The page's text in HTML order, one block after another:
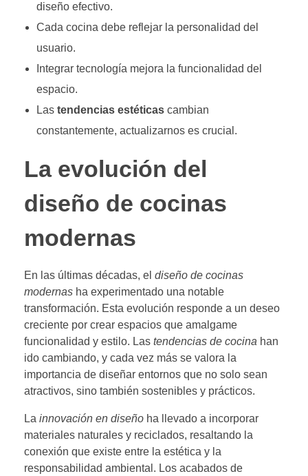
diseño efectivo.
Cada cocina debe reflejar la personalidad del
usuario.
Integrar tecnología mejora la funcionalidad del
espacio.
Las tendencias estéticascambian
constantemente, actualizarnos es crucial.
La evolución del
diseño de cocinas
modernas
En las últimas décadas, el diseño de cocinas
modernas ha experimentado una notable
transformación. Esta evolución responde a un deseo
creciente por crear espacios que amalgame
funcionalidad y estilo. Las tendencias de cocina han
ido cambiando, y cada vez más se valora la
importancia de diseñar entornos que no solo sean
atractivos, sino también sostenibles y prácticos.
La innovación en diseño ha llevado a incorporar
materiales naturales y reciclados, resaltando la
conexión que existe entre la estética y la
responsabilidad ambiental. Los acabados de